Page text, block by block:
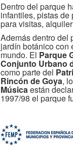
Dentro del parque
infantiles, pistas de
para visitas,
Además dentro del
jardín botánico con
mundo. El Parque
Conjunto Urbano
como parte del
Rincón de Goya,
Músicaestán
1997/98 el parque